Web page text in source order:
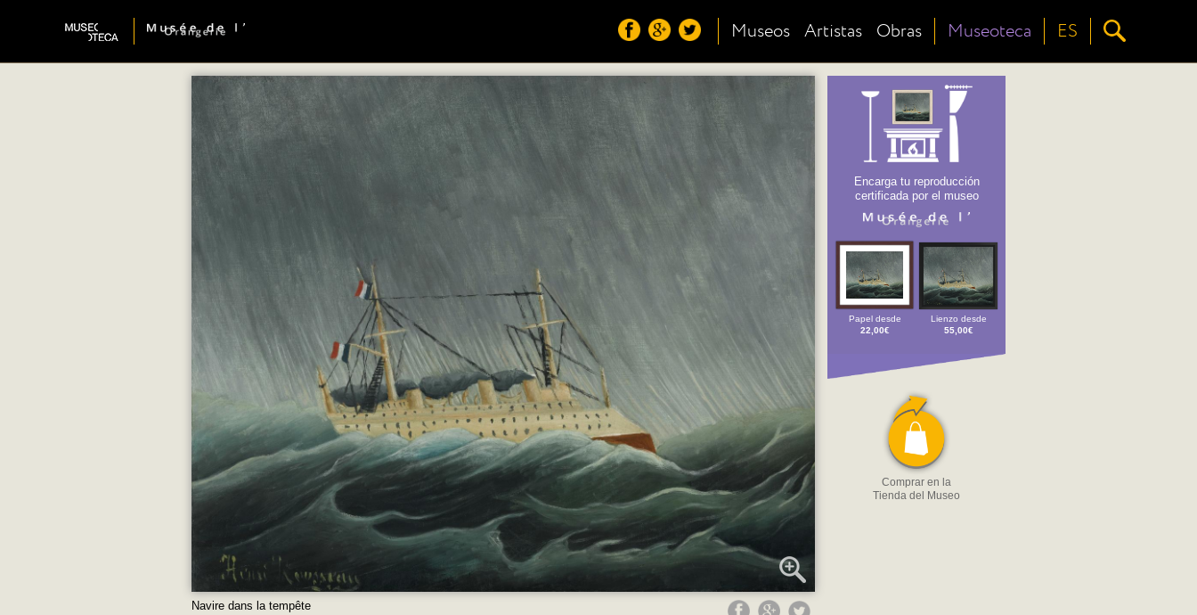
Museos Artistas Obras Museoteca ES
Navire dans la tempête
Encarga tu reproducción
certificada por el museo
Papel desde
22,00€
Lienzo desde
55,00€
Comprar en la
Tienda del Museo